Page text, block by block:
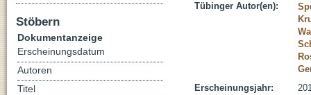
Tübinger Autor(en):
Erscheinungsjahr:
Stöbern
Dokumentanzeige
Erscheinungsdatum
Autoren
Titel